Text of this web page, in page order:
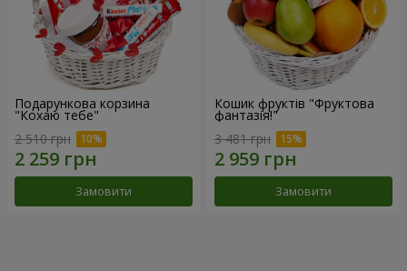
Подарункова корзина
"Кохаю тебе"
2 510 грн
Замовити
Кошик фруктів "Фруктова
фантазія!"
3 481 грн
Замовити